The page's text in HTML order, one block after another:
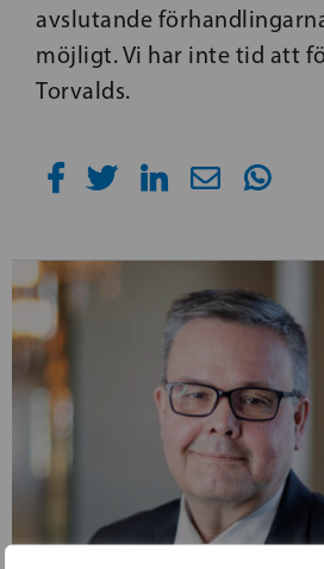
avslutande
möjligt. Vi har inte tid att
Torvalds.